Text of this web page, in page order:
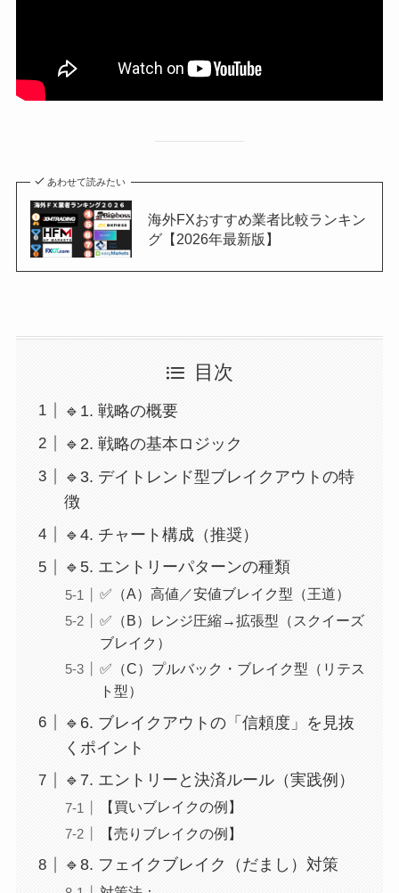
あわせて読みたい
海外FXおすすめ業者比較ランキン
グ【2026年最新版】
目次
🔹1. 戦略の概要
🔹2. 戦略の基本ロジック
🔹3. デイトレンド型ブレイクアウトの特
徴
🔹4. チャート構成（推奨）
🔹5. エントリーパターンの種類
✅（A）高値／安値ブレイク型（王道）
✅（B）レンジ圧縮→拡張型（スクイーズ
ブレイク）
✅（C）プルバック・ブレイク型（リテス
ト型）
🔹6. ブレイクアウトの「信頼度」を見抜
くポイント
🔹7. エントリーと決済ルール（実践例）
【買いブレイクの例】
【売りブレイクの例】
🔹8. フェイクブレイク（だまし）対策